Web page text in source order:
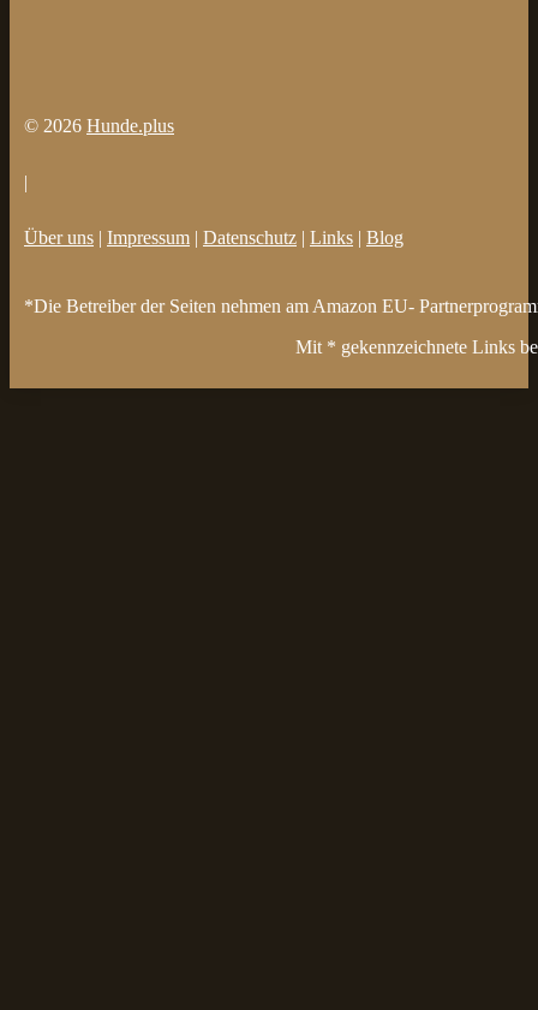
© 2026 Hunde.plus
|
Über uns | Impressum | Datenschutz | Links | Blog
*Die Betreiber der Seiten nehmen am Amazon EU-
Mit * gekennzeichnete Links